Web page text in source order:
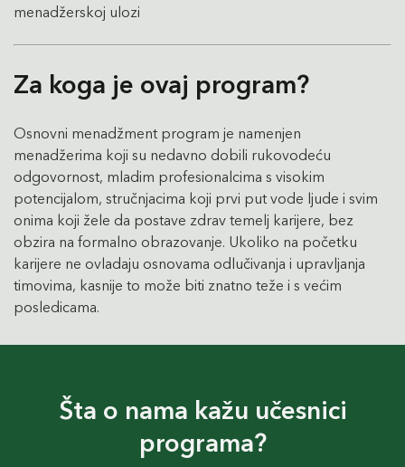
menadžerskoj ulozi
Za koga je ovaj program?
Osnovni menadžment program je namenjen
menadžerima koji su nedavno dobili rukovodeću
odgovornost, mladim profesionalcima s visokim
potencijalom, stručnjacima koji prvi put vode ljude i svim
onima koji žele da postave zdrav temelj karijere, bez
obzira na formalno obrazovanje. Ukoliko na početku
karijere ne ovladaju osnovama odlučivanja i upravljanja
timovima, kasnije to može biti znatno teže i s većim
posledicama.
Šta o nama kažu učesnici
programa?